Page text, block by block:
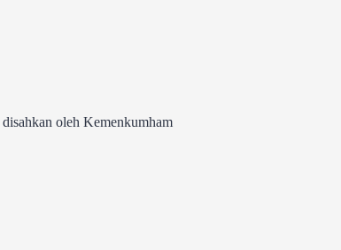
oleh Kemenkumham